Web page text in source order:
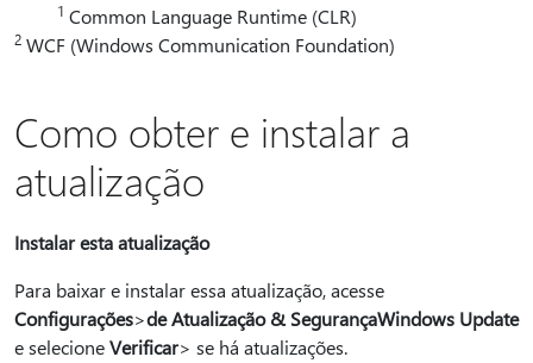
1 Common Language Runtime (CLR)
2 WCF (Windows Communication Foundation)
Como obter e instalar a
atualização
Instalar esta atualização
Para baixar e instalar essa atualização, acesse
Configurações>de Atualização & SegurançaWindows Update
e selecioneVerificar> se há atualizações.